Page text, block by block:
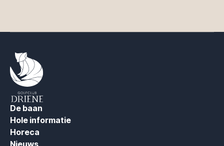
De baan
Hole informatie
Horeca
Nieuws